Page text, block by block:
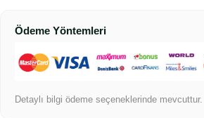
Ödeme Yöntemleri
Detaylı bilgi ödeme seçeneklerinde mevcuttur.